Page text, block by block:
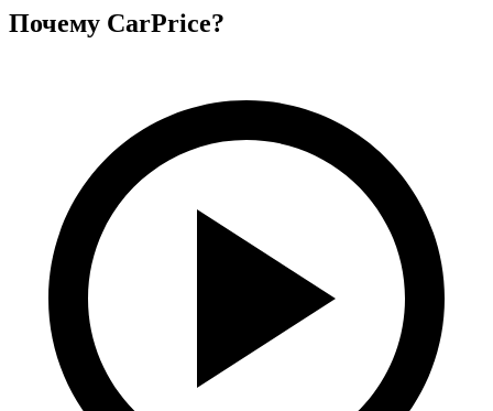
Почему CarPrice?